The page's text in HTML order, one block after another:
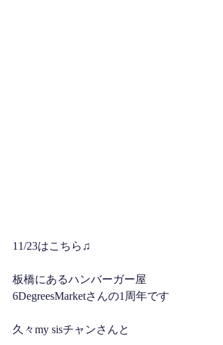
11/23はこちら♫
板橋にあるハンバーガー屋
6DegreesMarketさんの1周年です
久々my sisチャンさんと